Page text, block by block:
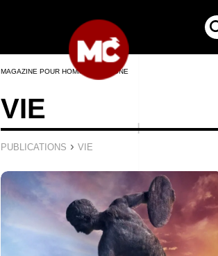
MAGAZINE POUR HOMMES EN LIGNE
VIE
PUBLICATIONS › VIE